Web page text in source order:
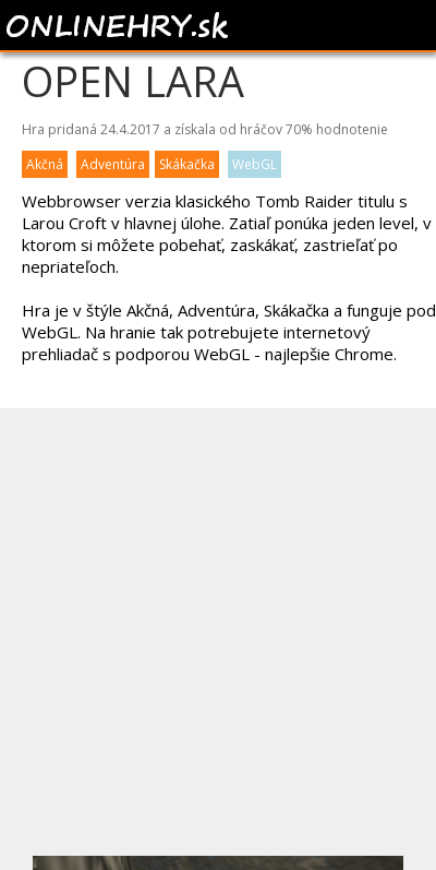
TOMB RAIDER -
OPEN LARA
Hra pridaná 24.4.2017 a získala od hráčov70% hodnotenie
Akčná
Adventúra Skákačka WebGL
Webbrowser verzia klasického Tomb Raider titulu s
Larou Croft v hlavnej úlohe. Zatiaľ ponúka jeden level, v
ktorom si môžete pobehať, zaskákať, zastrieľať po
nepriateľoch.
Hra je v štýle Akčná, Adventúra, Skákačka a funguje pod
WebGL. Na hranie tak potrebujete internetový
prehliadač s podporou WebGL - najlepšie Chrome.